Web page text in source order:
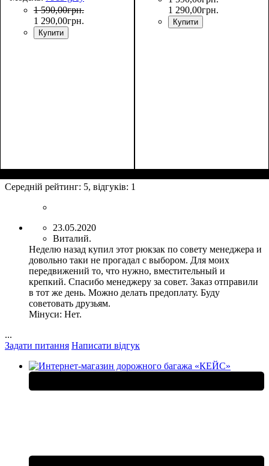
1 590,00грн.
1 290,00грн.
Купити
1 290,00грн.
Купити
Середній рейтинг: 5, відгуків: 1
23.05.2020
Виталий.
Неделю назад купил этот рюкзак по совету менеджера и
довольно таки не прогадал с выбором. Для моих
передвижений то, что нужно, вместительный и
крепкий. Спасибо менеджеру за совет. Заказ отправили
в тот же день. Можно делать предоплату. Буду
советовать друзьям.
Мінуси: Нет.
...
Задати питання Написати відгук